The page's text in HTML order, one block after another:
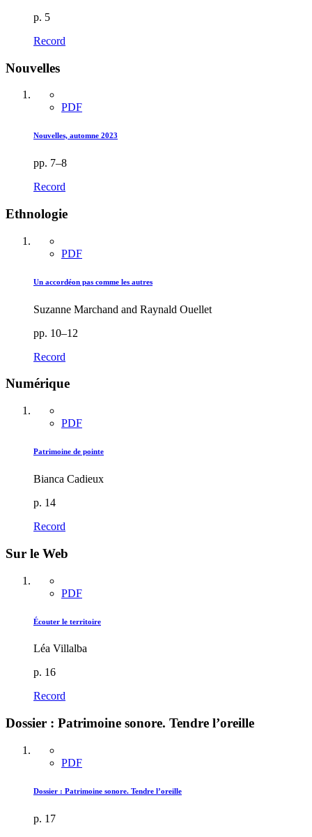
p. 5
Record
Nouvelles
PDF
Nouvelles, automne 2023
pp. 7–8
Record
Ethnologie
PDF
Un accordéon pas comme les autres
Suzanne Marchand and Raynald Ouellet
pp. 10–12
Record
Numérique
PDF
Patrimoine de pointe
Bianca Cadieux
p. 14
Record
Sur le Web
PDF
Écouter le territoire
Léa Villalba
p. 16
Record
Dossier : Patrimoine sonore. Tendre l’oreille
PDF
Dossier : Patrimoine sonore. Tendre l’oreille
p. 17